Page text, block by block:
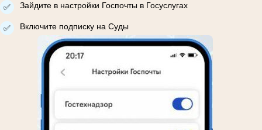
✅ Зайдите в настройки Госпочты в Госуслугах
✅ Включите подписку на Суды